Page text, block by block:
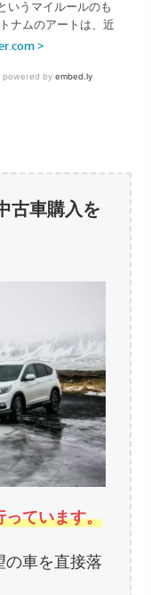
古車購入を
っています。
の車を直接落